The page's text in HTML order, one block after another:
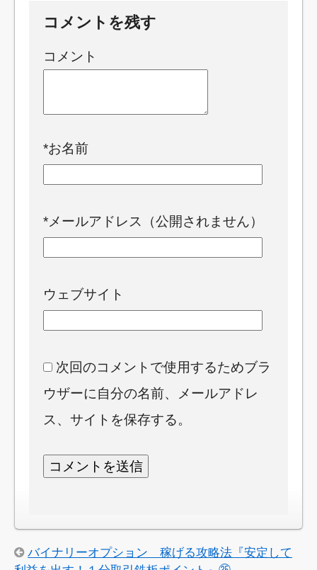
コメントを残す
コメント
*お名前
*メールアドレス（公開されません）
ウェブサイト
次回のコメントで使用するためブラ
ウザーに自分の名前、メールアドレ
ス、サイトを保存する。
バイナリーオプション 稼げる攻略法『安定して